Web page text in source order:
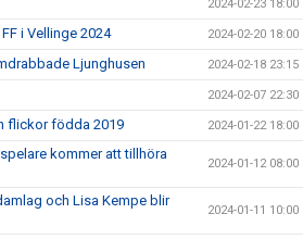
2024-02-23 18:00
i Vellinge 2024 2024-02-20 18:00
Ljunghusen 2024-02-18 23:15
2024-02-07 22:30
flickor födda 2019 2024-01-22 18:00
kommer att tillhöra
2024-01-12 08:00
och Lisa Kempe blir
2024-01-11 10:00